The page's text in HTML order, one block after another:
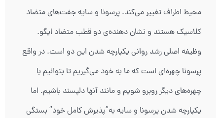
محیط اطراف تغییر می‌کند. پرسونا و سایه جفت‌های متضاد
کلاسیک هستند و نشان دهنده‌ی دو قطب متضاد ایگو.
وظیفه اصلی رشد روانی یکپارچه شدن این دو است. در واقع
پرسونا چهره‌ای است که ما به خود می‌گیریم تا بتوانیم با
چهره‌های دیگر روبرو شویم و مانند آنها دلپسند باشیم. اما
یکپارچه شدن پرسونا و سایه به”پذیرش کامل خود” بستگی